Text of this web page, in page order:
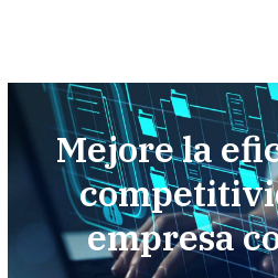
Mejore la
empresa